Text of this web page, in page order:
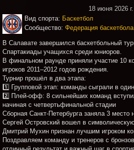
18 июня 2026 г.
Вид спорта: Баскетбол
Сообщество: Федерация
В Салавате завершился баскетбольный
Спартакиады учащихся среди юниоров.
В финальном раунде приняли участие 10
игроков 2011–2012 годов рождения.
Турнир прошёл в два этапа:
1️⃣ Групповой этап: команды сыграли в
2️⃣ Плей‑офф: 8 сильнейших команд
начиная с четвертьфинальной стадии
Сборная Санкт‑Петербурга заняла 3 место
Сергей Островский вошел в
Дмитрий Мухин признан лучшим игроком
Поздравляем команду и тренеров с